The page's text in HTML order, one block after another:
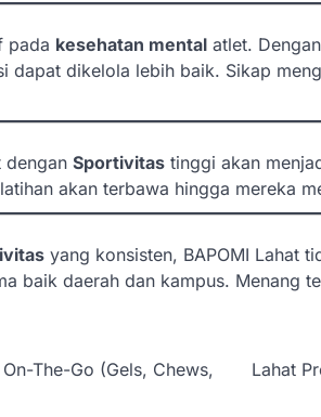
pada kesehatan mental atlet.
dapat dikelola lebih baik. Sikap
dengan Sportivitas tinggi akan
akan terbawa hingga mereka
yang konsisten, BAPOMI Lahat
baik daerah dan kampus. Menang
The-Go (Gels, Chews,
Lahat